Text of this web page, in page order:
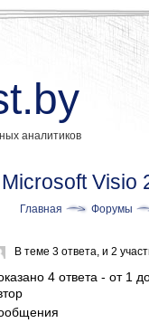
аналитиков
Microsoft Visio
Главная Форумы
В теме 3 ответа, и 2
4 ответа - от 1